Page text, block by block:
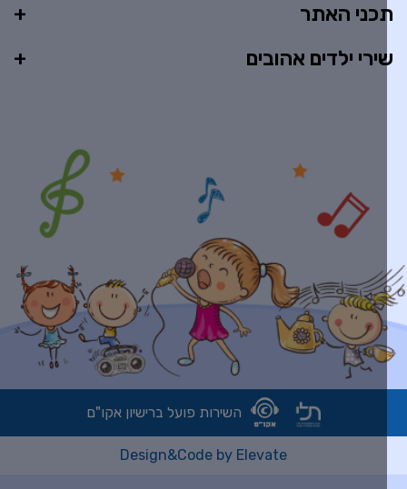
האתר
ילדים אהובים
השירות פועל ברישיון אקו"ם
Design&Code by Elevate